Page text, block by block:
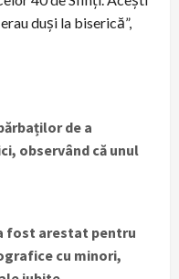
duși la biserică”,
de a
observând că unul
fost arestat pentru
cu minori,